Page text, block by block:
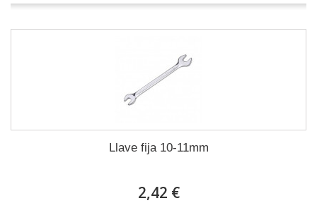
Llave fija 10-11mm
2,42 €